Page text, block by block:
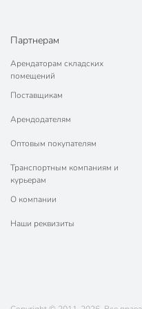
Количество в наборе, шт
Бренд
Страна производства
Материал
Партнерам
Арендаторам складских
помещений
Поставщикам
Арендодателям
Оптовым покупателям
Транспортным компаниям и
курьерам
О компании
Наши реквизиты